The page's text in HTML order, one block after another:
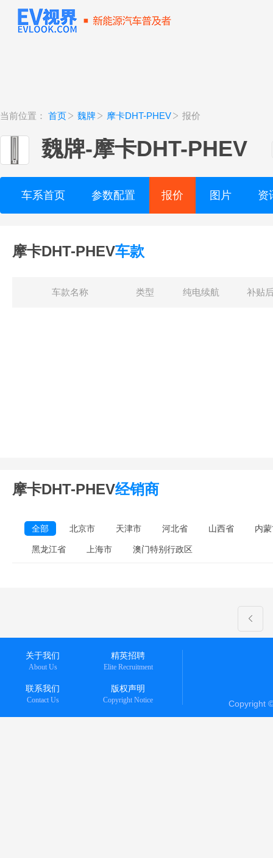
当前位置： 首页 魏牌 摩卡DHT-PHEV 报价
魏牌-摩卡DHT-PHEV
车系首页 参数配置 报价 图片 资
摩卡DHT-PHEV车款
车款名称 类型 纯电续航 补贴
摩卡DHT-PHEV经销商
全部 北京市 天津市 河北省 山西省 内
黑龙江省 上海市 澳门特别行政区
关于我们
About Us
精英招聘
Elite Recruitment
联系我们
Contact Us
版权声明
Copyright Notice Copyright